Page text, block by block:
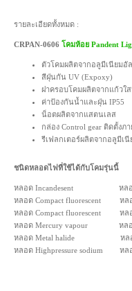
รายละเอียดทั้งหมด :
CRPAN-0606 โคมห้อย Pandent
ตัวโคมผลิตจากอลูมีเนียมอั
สีฝุ่นกัน UV (Expoxy)
ฝาครอบโคมผลิตจากแก้วใ
ค่าป้องกันน้ำและฝุ่น IP55
น็อตผลิตจากแสตนเลส
กล่อง Control gear ติดตั้งภ
รีเฟลกเตอร์ผลิตจากอลูมีเ
ชนิดหลอดไฟที่ใช้ได้กับโคมรุ่นนี้
หลอด Incandesent หลอ
หลอด Compact fluorescent
หลอด Compact fluorescent ห
หลอด Mercury vapour หล
หลอด Metal halide หลอด
หลอด Highpressure sodium